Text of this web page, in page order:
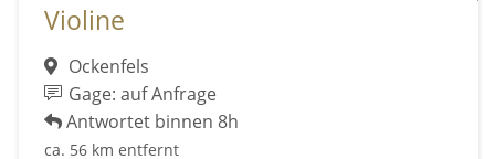
Violine
Ockenfels
Gage: auf Anfrage
Antwortet binnen 8h
ca. 56 km entfernt